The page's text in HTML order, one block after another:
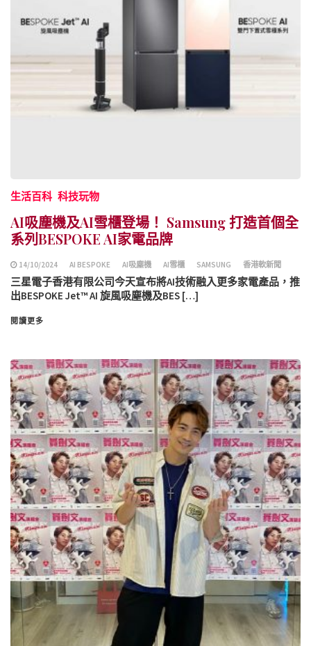
生活百科 科技玩物
AI吸塵機及AI雪櫃登場！ Samsung 打造首個全
系列BESPOKE AI家電品牌
14/10/2024 AI BESPOKE AI吸塵機 AI雪櫃 SAMSUNG 香港軟新聞
三星電子香港有限公司今天宣布將AI技術融入更多家電產品，推
出BESPOKE Jet™ AI 旋風吸塵機及BES […]
閱讀更多